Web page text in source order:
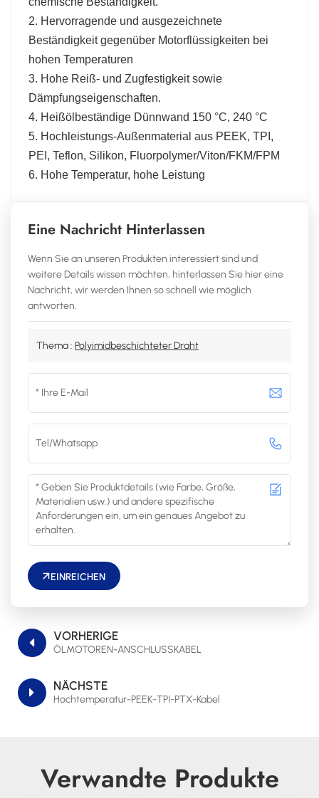
2. Hervorragende und ausgezeichnete
Beständigkeit gegenüber Motorflüssigkeiten bei
hohen Temperaturen
3. Hohe Reiß- und Zugfestigkeit sowie
Dämpfungseigenschaften.
4. Heißölbeständige Dünnwand 150 °C, 240 °C
5. Hochleistungs-Außenmaterial aus PEEK, TPI,
PEI, Teflon, Silikon, Fluorpolymer/Viton/FKM/FPM
6. Hohe Temperatur, hohe Leistung
Eine Nachricht Hinterlassen
Wenn Sie an unseren Produkten interessiert sind und
weitere Details wissen möchten, hinterlassen Sie hier eine
Nachricht, wir werden Ihnen so schnell wie möglich
antworten.
Thema : Polyimidbeschichteter Draht
EINREICHEN
VORHERIGE
ÖLMOTOREN-ANSCHLUSSKABEL
NÄCHSTE
Hochtemperatur-PEEK-TPI-PTX-Kabel
Verwandte Produkte